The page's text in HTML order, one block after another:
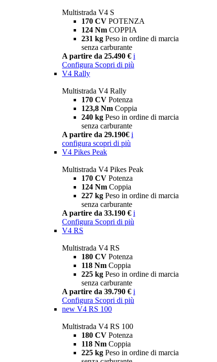
Multistrada V4 S
170 CV POTENZA
124 Nm COPPIA
231 kg Peso in ordine di marcia
senza carburante
A partire da 25.490 € i
Configura Scopri di più
V4 Rally
Multistrada V4 Rally
170 CV Potenza
123,8 Nm Coppia
240 kg Peso in ordine di marcia
senza carburante
A partire da 29.190€ i
configura scopri di più
V4 Pikes Peak
Multistrada V4 Pikes Peak
170 CV Potenza
124 Nm Coppia
227 kg Peso in ordine di marcia
senza carburante
A partire da 33.190 € i
Configura Scopri di più
V4 RS
Multistrada V4 RS
180 CV Potenza
118 Nm Coppia
225 kg Peso in ordine di marcia
senza carburante
A partire da 39.790 € i
Configura Scopri di più
new V4 RS 100
Multistrada V4 RS 100
180 CV Potenza
118 Nm Coppia
225 kg Peso in ordine di marcia